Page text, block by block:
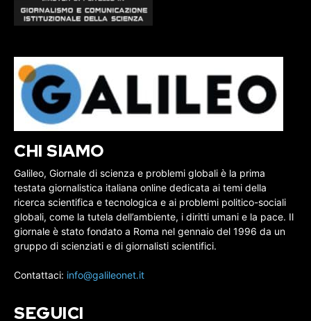
CHI SIAMO
Galileo, Giornale di scienza e problemi globali è la prima
testata giornalistica italiana online dedicata ai temi della
ricerca scientifica e tecnologica e ai problemi politico-sociali
globali, come la tutela dell’ambiente, i diritti umani e la pace. Il
giornale è stato fondato a Roma nel gennaio del 1996 da un
gruppo di scienziati e di giornalisti scientifici.
Contattaci: info@galileonet.it
SEGUICI